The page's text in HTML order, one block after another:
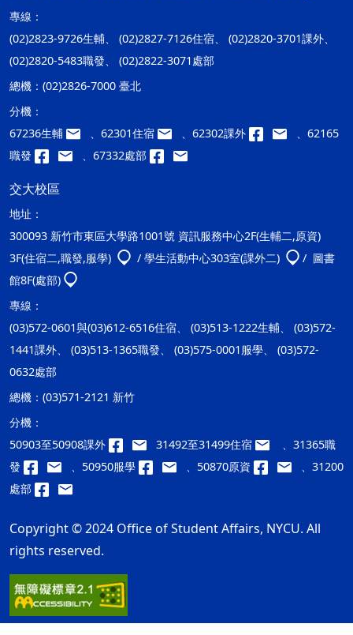
專線：
(02)2823-9726生輔、 (02)2827-7126住宿、 (02)2820-3701課外、
(02)2820-5483職發、 (02)2822-3071處部
總機： (02)2826-7000 臺北
分機：
67236生輔
、62301住宿 、62302課外
、62165
職發
、67332處部
交大校區
地址：
300093 新竹市東區大學路1001號 資訊服務中心2F(生輔二,原資)
3F(住宿二,職發,服學)
/ 學生活動中心303室(課外二)
/ 圖書
館8F(處部)
專線：
(03)572-0601與(03)612-6516住宿、 (03)513-1222生輔、 (03)572-
1441課外、 (03)513-1365職發、 (03)575-0001服學、 (03)572-
0632處部
總機： (03)571-2121 新竹
分機：
50903至50908課外
31492至31499住宿
、31365職
發
、50950服學 、50870原資
、31200
處部
Copyright © 2024 Office of Student Affairs, NYCU. All
rights reserved.